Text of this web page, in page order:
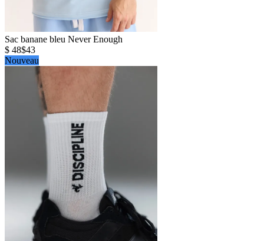
Sac banane bleu Never Enough
$ 48$43
Nouveau